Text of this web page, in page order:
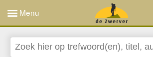
Menu